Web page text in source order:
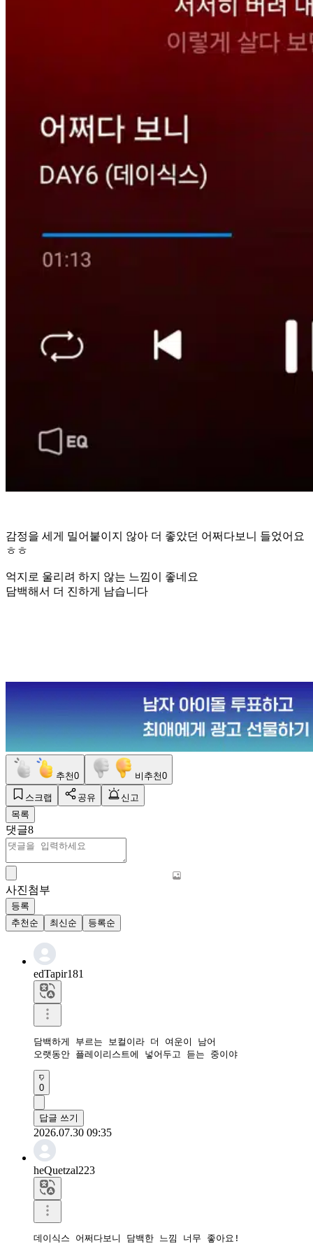
감정을 세게 밀어붙이지 않아 더 좋았던 어쩌다보니 들었어요
ㅎㅎ
억지로 울리려 하지 않는 느낌이 좋네요
담백해서 더 진하게 남습니다
추천0 비추천0
스크랩 공유
신고
목록
댓글8
사진첨부
등록
추천순
최신순 등록순
edTapir181
담백하게 부르는 보컬이라 더 여운이 남어
오랫동안 플레이리스트에 넣어두고 듣는 중이야
0
답글 쓰기
2026.07.30 09:35
heQuetzal223
데이식스 어쩌다보니 담백한 느낌 너무 좋아요!